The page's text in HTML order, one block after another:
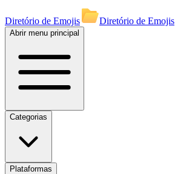
Diretório de Emojis Diretório de Emojis
Abrir menu principal
Categorias
Plataformas